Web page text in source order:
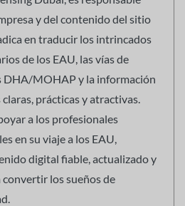
y del contenido del sitio
en traducir los intrincados
de los EAU, las vías de
DHA/MOHAP y la información
prácticas y atractivas.
a los profesionales
en su viaje a los EAU,
digital fiable, actualizado y
los sueños de